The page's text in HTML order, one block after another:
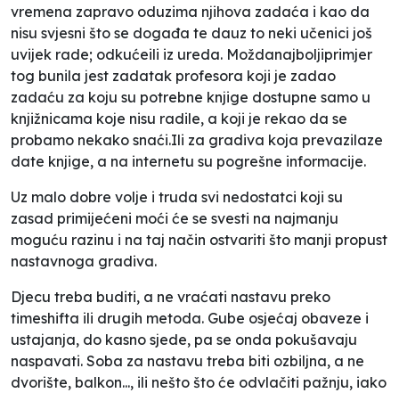
vremena zapravo oduzima njihova zadaća i kao da
nisu svjesni što se događa te dauz to neki učenici još
uvijek rade; odkućeili iz ureda. Moždanajboljiprimjer
tog bunila jest zadatak profesora koji je zadao
zadaću za koju su potrebne knjige dostupne samo u
knjižnicama koje nisu radile, a koji je rekao da se
probamo nekako snaći.Ili za gradiva koja prevazilaze
date knjige, a na internetu su pogrešne informacije.
Uz malo dobre volje i truda svi nedostatci koji su
zasad primijećeni moći će se svesti na najmanju
moguću razinu i na taj način ostvariti što manji propust
nastavnoga gradiva.
Djecu treba buditi, a ne vraćati nastavu preko
timeshifta ili drugih metoda. Gube osjećaj obaveze i
ustajanja, do kasno sjede, pa se onda pokušavaju
naspavati. Soba za nastavu treba biti ozbiljna, a ne
dvorište, balkon..., ili nešto što će odvlačiti pažnju, iako